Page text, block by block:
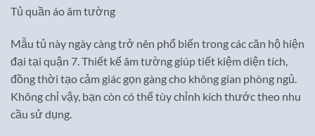
Tủ quần áo âm tường
Mẫu tủ này ngày càng trở nên phổ biến trong các căn hộ hiện
đại tại quận 7. Thiết kế âm tường giúp tiết kiệm diện tích,
đồng thời tạo cảm giác gọn gàng cho không gian phòng ngủ.
Không chỉ vậy, bạn còn có thể tùy chỉnh kích thước theo nhu
cầu sử dụng.